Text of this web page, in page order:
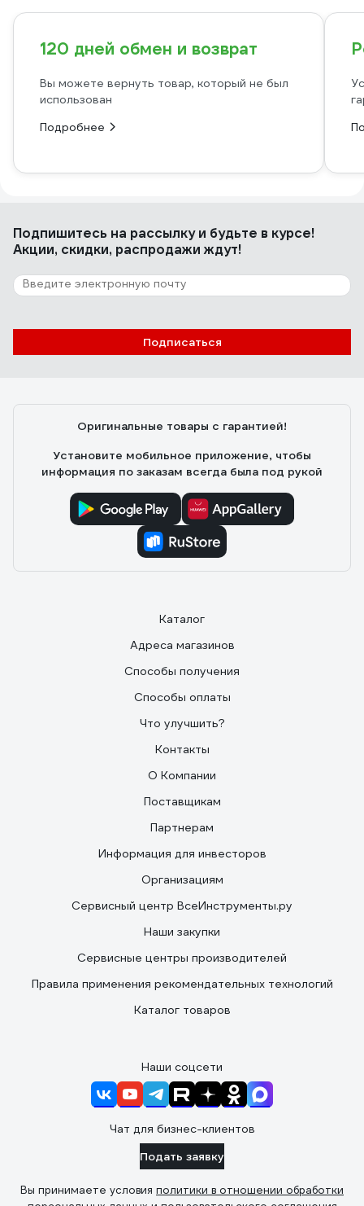
120 дней обмен и возврат
Вы можете вернуть товар, который не был
использован
Подробнее
Подпишитесь на рассылкуи будьте в курсе!
Акции, скидки, распродажи ждут!
Подписаться
Оригинальные товары с гарантией!
Установите мобильное приложение, чтобы
информация по заказам всегда была под рукой
Каталог
Адреса магазинов
Способы получения
Способы оплаты
Что улучшить?
Контакты
О Компании
Поставщикам
Партнерам
Информация для инвесторов
Организациям
Сервисный центр ВсеИнструменты.ру
Наши закупки
Сервисные центры производителей
Правила применения рекомендательных технологий
Каталог товаров
Наши соцсети
Чат для бизнес-клиентов
Подать заявку
Вы принимаете условия политики в отношении обработки